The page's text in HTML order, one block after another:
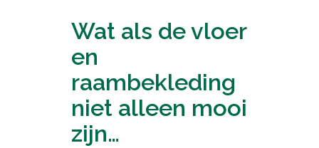
Wat als de vloer
en
raambekleding
niet alleen mooi
zijn…